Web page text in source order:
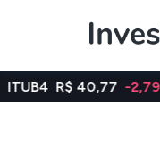
-2,79% PETR4